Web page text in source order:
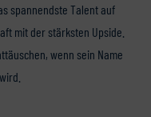
spannendste Talent auf
mit der stärksten Upside.
wenn sein Name